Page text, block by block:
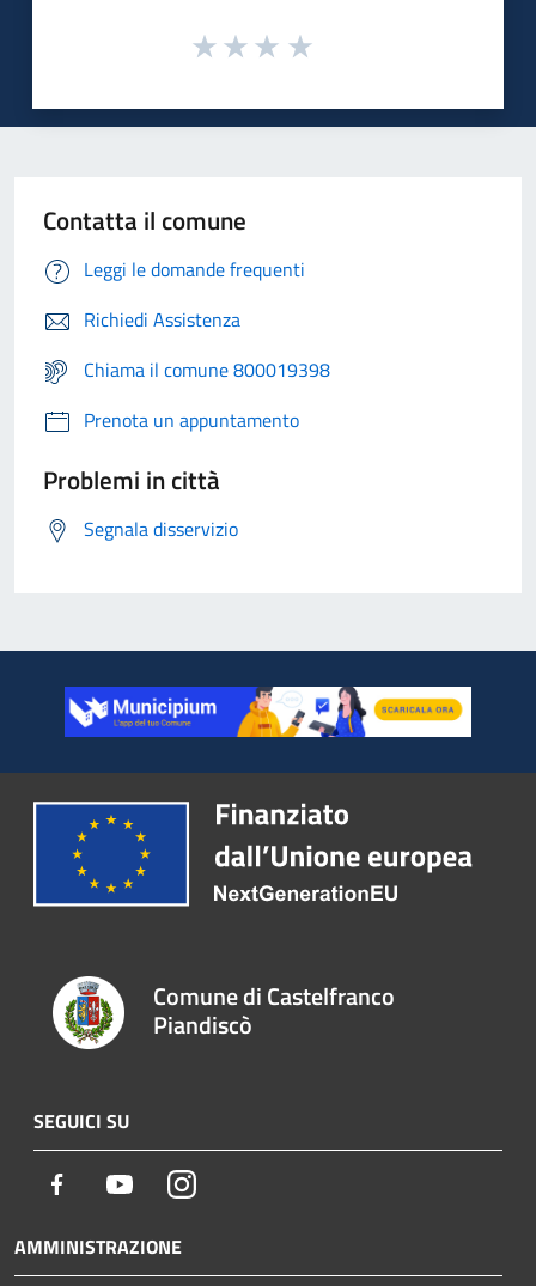
Contatta il comune
Leggi le domande frequenti
Richiedi Assistenza
Chiama il comune 800019398
Prenota un appuntamento
Problemi in città
Segnala disservizio
Comune di Castelfranco
Piandiscò
SEGUICI SU
Facebook YoutubeInstagram
AMMINISTRAZIONE